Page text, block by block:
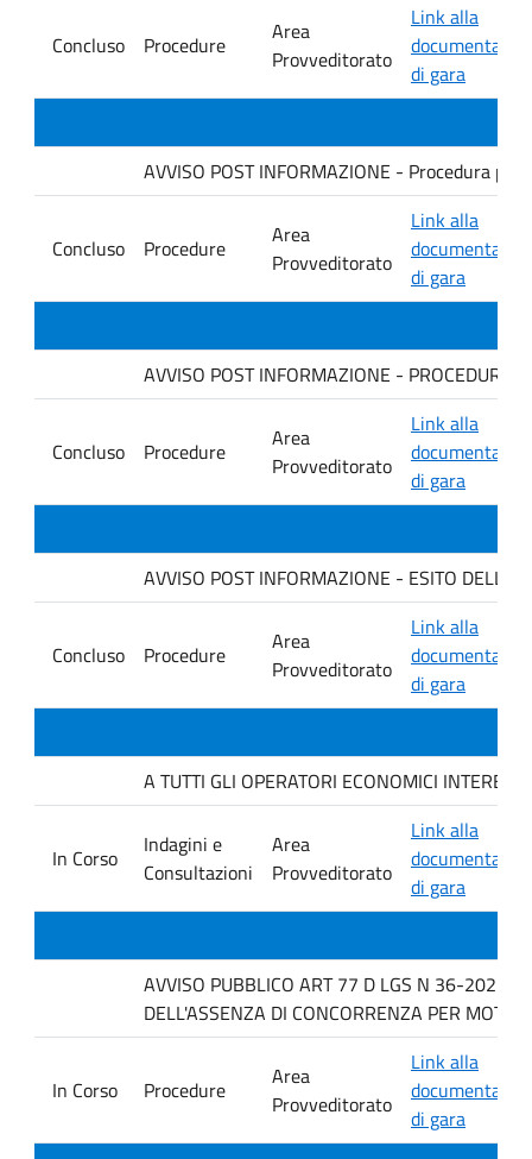
Concluso Procedure
Area
Provveditorato
Link alla
di gara
AVVISO POST INFORMAZIONE - Procedura
Concluso Procedure
Area
Provveditorato
Link alla
di gara
AVVISO POST INFORMAZIONE -
Concluso Procedure
Area
Provveditorato
Link alla
di gara
AVVISO POST INFORMAZIONE - ESITO DELLA
Concluso Procedure
Area
Provveditorato
Link alla
di gara
A TUTTI GLI OPERATORI ECONOMICI
In Corso
Indagini e
Consultazioni
Area
Provveditorato
Link alla
di gara
AVVISO PUBBLICO ART 77 D LGS N 36-2023
DELL'ASSENZA DI CONCORRENZA PER
In Corso Procedure
Area
Provveditorato
Link alla
di gara